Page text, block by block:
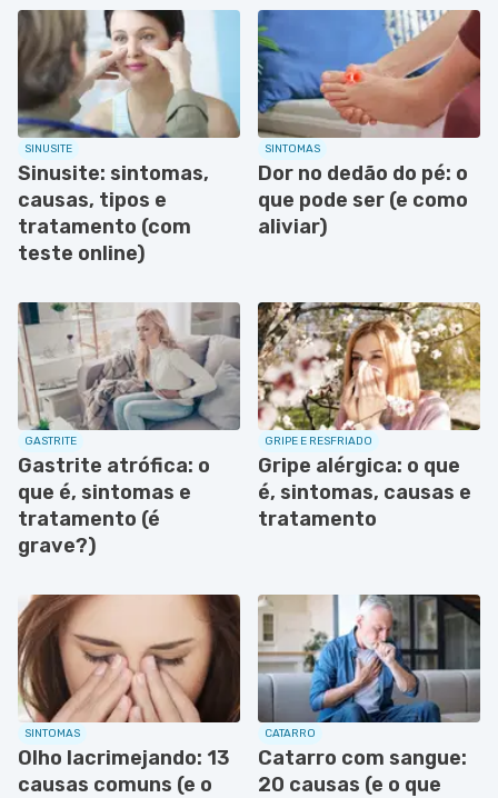
SINUSITE
Sinusite: sintomas,
causas, tipos e
tratamento (com
teste online)
SINTOMAS
Dor no dedão do pé: o
que pode ser (e como
aliviar)
GASTRITE
Gastrite atrófica: o
que é, sintomas e
tratamento (é
grave?)
GRIPE E RESFRIADO
Gripe alérgica: o que
é, sintomas, causas e
tratamento
SINTOMAS
Olho lacrimejando: 13
causas comuns (e o
CATARRO
Catarro com sangue:
20 causas (e o que